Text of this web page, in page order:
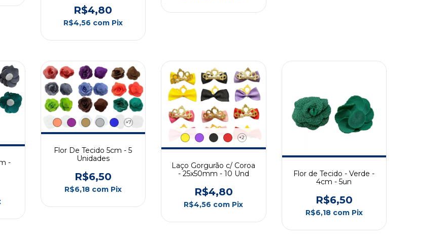
R$4,80
R$4,56 com Pix
-
+7
Flor De Tecido 5cm - 5
Unidades
R$6,50
R$6,18 com Pix
+2
Laço Gorgurão c/ Coroa
- 25x50mm - 10 Und
R$4,80
R$4,56 com Pix
Flor de Tecido - Verde -
4cm - 5un
R$6,50
R$6,18 com Pix